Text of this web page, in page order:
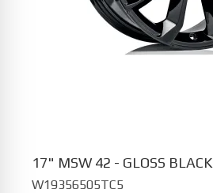
17" MSW 42 - GLOSS BLACK
W19356505TC5